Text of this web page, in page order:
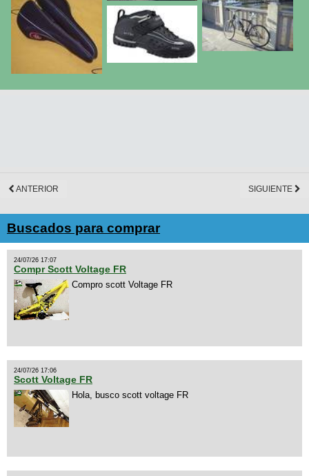
ANTERIOR SIGUIENTE
Buscados para comprar
24/07/26 17:07
Compr Scott Voltage FR
Compro scott Voltage FR
24/07/26 17:06
Scott Voltage FR
Hola, busco scott voltage FR